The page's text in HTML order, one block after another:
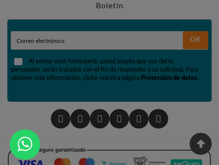
Boletín
OK
Al enviar este formulario, usted acepta que sus datos
personales serán tratados con el fin de responder a su solicitud. Para
obtener más información, visite nuestra página Protección de datos.